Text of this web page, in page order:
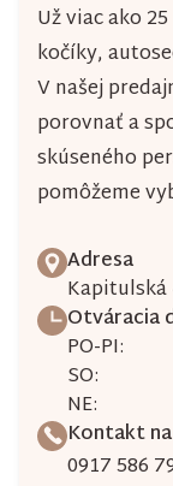
Už viac ako
kočíky,
V našej
porovnať a
skúseného
pomôžeme
Adresa
Kapitulská
Otváracia
PO-PI:
SO:
NE:
Kontakt
0917 586